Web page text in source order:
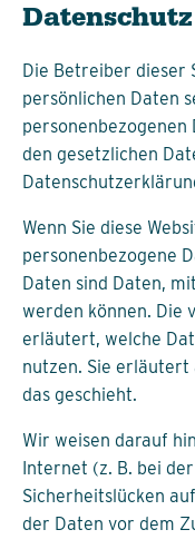
Datenschutz
Die Betreiber dieser
persönlichen Daten
den gesetzlichen
Wenn Sie diese
personenbezogene
Daten sind Daten,
werden können. Die
erläutert, welche
nutzen. Sie erläutert
das geschieht.
Wir weisen darauf
Internet (z. B. bei
Sicherheitslücken
der Daten vor dem